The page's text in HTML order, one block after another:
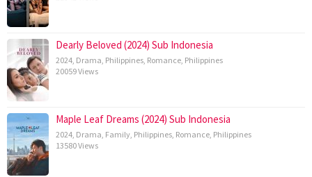
Dearly Beloved (2024) Sub Indonesia
2024 Drama Philippines Romance Philippines
20059 Views
Maple Leaf Dreams (2024) Sub Indonesia
2024 Drama Family Philippines Romance Philippines
13580 Views